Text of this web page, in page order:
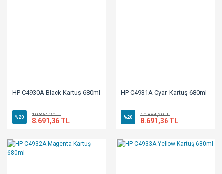
HP C4930A Black Kartuş 680ml
%20 10.864,20 TL
8.691,36 TL
HP C4931A Cyan Kartuş 680ml
%20 10.864,20 TL
8.691,36 TL